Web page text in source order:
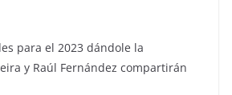
para el 2023 dándole la
y Raúl Fernández compartirán